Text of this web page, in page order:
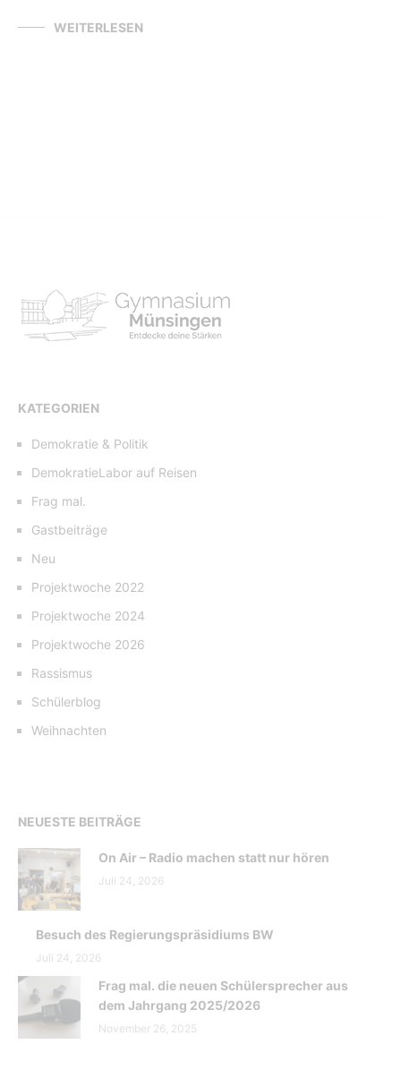
WEITERLESEN
KATEGORIEN
Demokratie & Politik
DemokratieLabor auf Reisen
Frag mal.
Gastbeiträge
Neu
Projektwoche 2022
Projektwoche 2024
Projektwoche 2026
Rassismus
Schülerblog
Weihnachten
NEUESTE BEITRÄGE
On Air – Radio machen statt nur hören
Juli 24, 2026
Besuch des Regierungspräsidiums BW
Juli 24, 2026
Frag mal. die neuen Schülersprecher aus
dem Jahrgang 2025/2026
November 26, 2025